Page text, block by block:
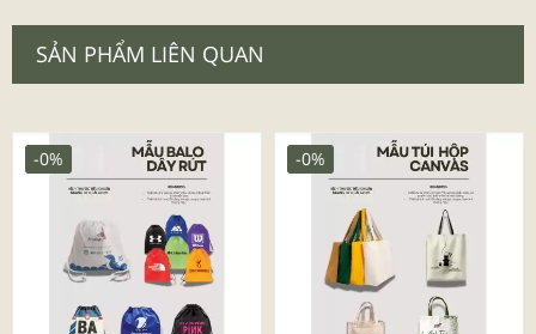
SẢN PHẨM LIÊN QUAN
-0% -0%